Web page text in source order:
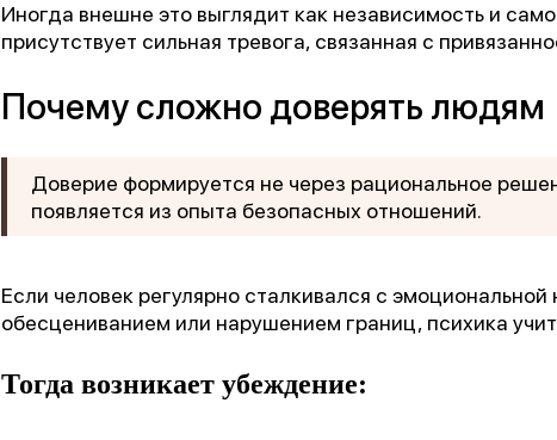
Иногда внешне это выглядит как независимость и
присутствует сильная тревога, связанная с
Почему сложно доверять людям
Доверие формируется не через рациональное
появляется из опыта безопасных отношений.
Если человек регулярно сталкивался с
обесцениванием или нарушением границ, психика
Тогда возникает убеждение: